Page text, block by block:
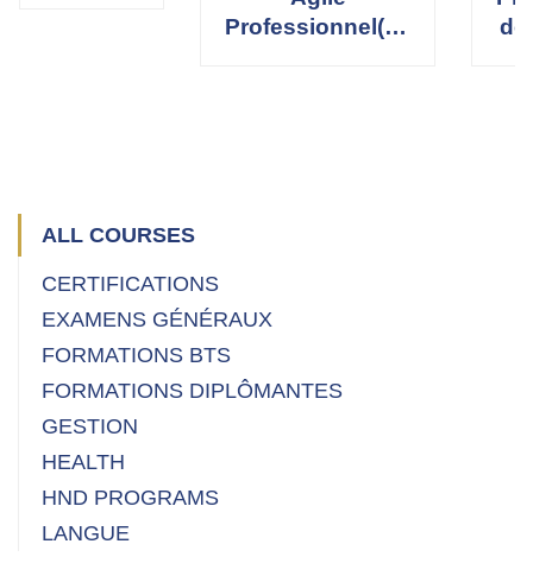
Professionnel(le)
de
ALL COURSES
CERTIFICATIONS
EXAMENS GÉNÉRAUX
FORMATIONS BTS
FORMATIONS DIPLÔMANTES
GESTION
HEALTH
HND PROGRAMS
LANGUE